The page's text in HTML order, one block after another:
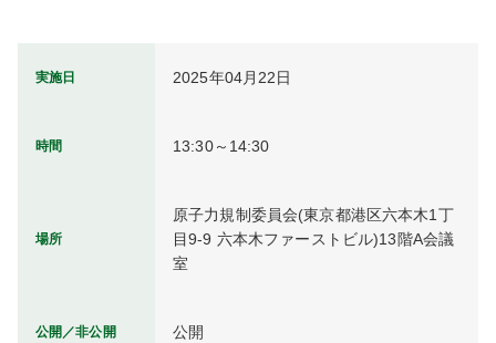
実施日 2025年04月22日
時間 13:30～14:30
場所
原子力規制委員会(東京都港区六本木1丁
目9-9 六本木ファーストビル)13階A会議
室
公開／非公開 公開